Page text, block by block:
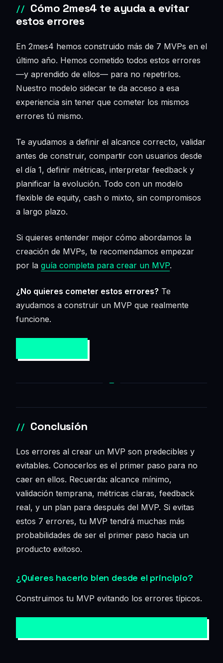
Cómo 2mes4 te ayuda a evitar
estos errores
En 2mes4 hemos construido más de 7 MVPs en el
último año. Hemos cometido todos estos errores
—y aprendido de ellos— para no repetirlos.
Nuestro modelo sidecar te da acceso a esa
experiencia sin tener que cometer los mismos
errores tú mismo.
Te ayudamos a definir el alcance correcto, validar
antes de construir, compartir con usuarios desde
el día 1, definir métricas, interpretar feedback y
planificar la evolución. Todo con un modelo
flexible de equity, cash o mixto, sin compromisos
a largo plazo.
Si quieres entender mejor cómo abordamos la
creación de MVPs, te recomendamos empezar
por la guía completa para crear un MVP.
¿No quieres cometer estos errores? Te
ayudamos a construir un MVP que realmente
funcione.
Conclusión
Los errores al crear un MVP son predecibles y
evitables. Conocerlos es el primer paso para no
caer en ellos. Recuerda: alcance mínimo,
validación temprana, métricas claras, feedback
real, y un plan para después del MVP. Si evitas
estos 7 errores, tu MVP tendrá muchas más
probabilidades de ser el primer paso hacia un
producto exitoso.
¿Quieres hacerlo bien desde el principio?
Construimos tu MVP evitando los errores típicos.